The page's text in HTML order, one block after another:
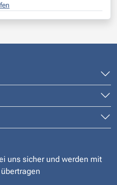
uns sicher und werden mit